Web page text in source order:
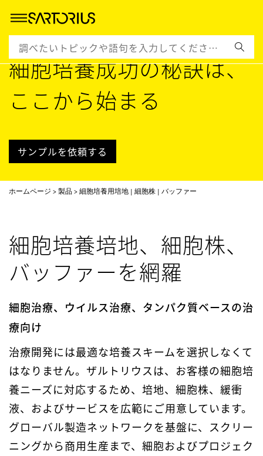
​細胞培養成功の秘訣は、
ここから始まる
サンプルを依頼する
ホームページ 製品 細胞培養用培地 | 細胞株 | バッファー
細胞培養培地、細胞株、
バッファーを網羅
細胞治療、ウイルス治療、タンパク質ベースの治
療向け
治療開発には最適な培養スキームを選択しなくて
はなりません。ザルトリウスは、お客様の細胞培
養ニーズに対応するため、培地、細胞株、緩衝
液、およびサービスを広範にご用意しています。
グローバル製造ネットワークを基盤に、スクリー
ニングから商用生産まで、細胞およびプロジェク